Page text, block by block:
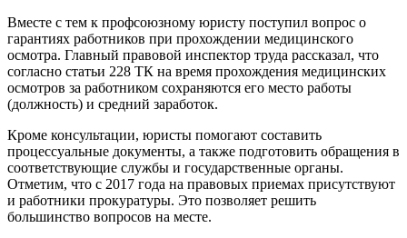
Вместе с тем к профсоюзному юристу поступил вопрос о
гарантиях работников при прохождении медицинского
осмотра. Главный правовой инспектор труда рассказал, что
согласно статьи 228 ТК на время прохождения медицинских
осмотров за работником сохраняются его место работы
(должность) и средний заработок.
Кроме консультации, юристы помогают составить
процессуальные документы, а также подготовить обращения в
соответствующие службы и государственные органы.
Отметим, что с 2017 года на правовых приемах присутствуют
и работники прокуратуры. Это позволяет решить
большинство вопросов на месте.